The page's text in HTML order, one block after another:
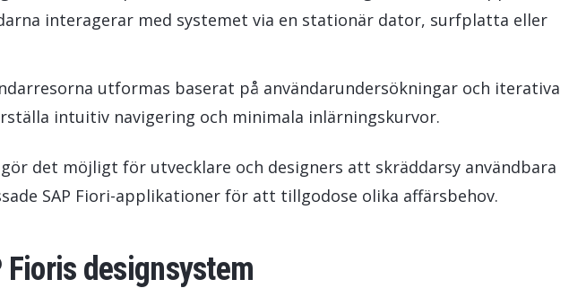
interagerar med systemet via en stationär dator, surfplatta eller
utformas baserat på användarundersökningar och iterativa
intuitiv navigering och minimala inlärningskurvor.
det möjligt för utvecklare och designers att skräddarsy användbara
SAP Fiori-applikationer för att tillgodose olika affärsbehov.
Fioris designsystem